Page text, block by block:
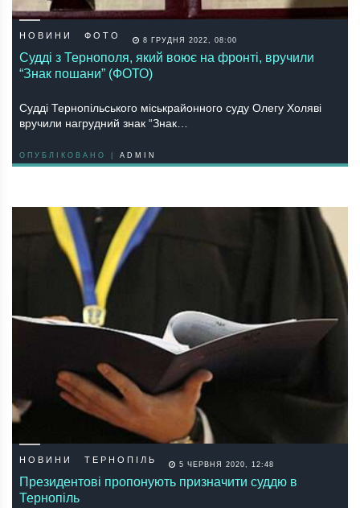
НОВИНИ ФОТО 8 ГРУДНЯ 2022, 08:00
Судді з Тернополя, який воює на фронті, вручили
“Знак пошани” (ФОТО)
Судді Тернопільського міськрайонного суду Олегу Холяві
вручили нагрудний знак “Знак…
ОПУБЛІКОВАНО | ADMIN
НОВИНИ ТЕРНОПІЛЬ 5 ЧЕРВНЯ 2020, 12:48
Президентові пропонують призначити суддю в
Тернопіль